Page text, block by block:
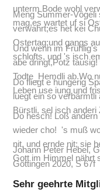
unterm Bode wohl
mag,es wartet uf si
Meng Summer-Vögeli
verwahrt;es het kei
Ostertag;und gangs
schlofts, und 's isch
Und wenn im
abe dringt,Potz
Todte_Hemdli ab.Wo
Leben use iung und
Do fliegt e hungerig
luegt ein so
Bürstli, sel isch anderi
Do hesch! Loß
wieder cho! 's muß
nit, und ernde nit; sie
Gott im Himmel nährt
Johann Peter Hebel,
Göttingen 2020, S 67f
Sehr geehrte